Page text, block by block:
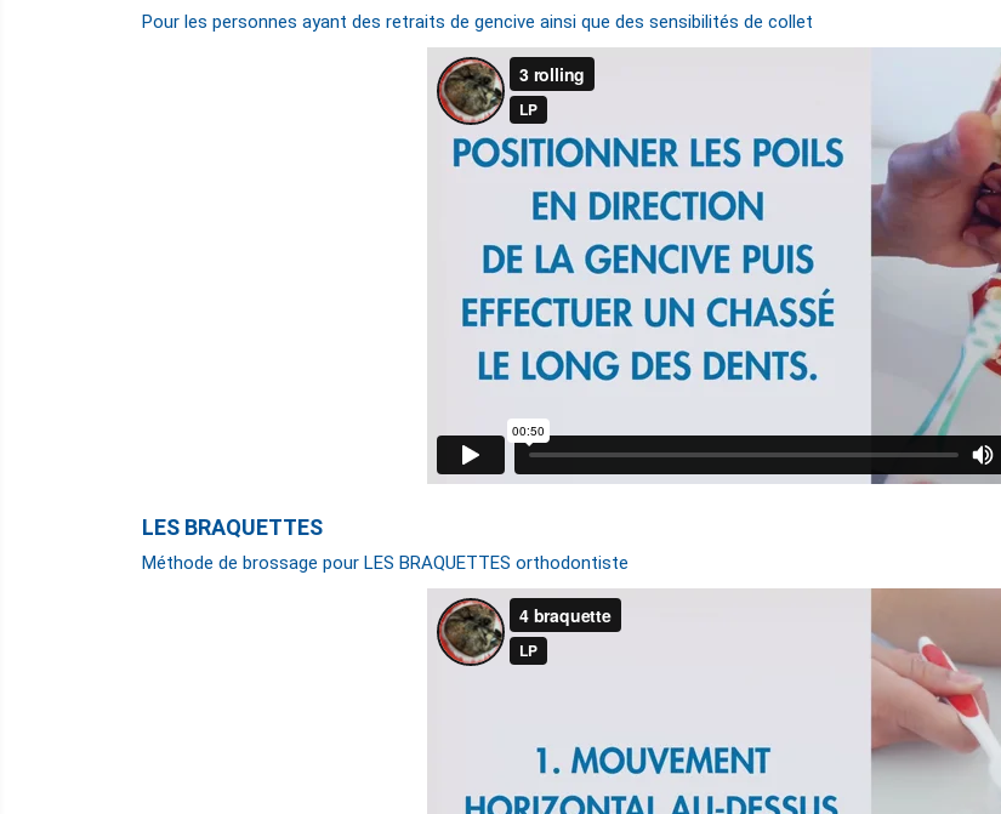
Pour les personnes ayant des retraits de gencive ainsi que des sensibilités de collet
LES BRAQUETTES
Méthode de brossage pour LES BRAQUETTES orthodontiste